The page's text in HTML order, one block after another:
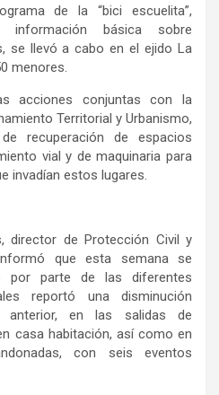
de la “bici escuelita”,
información básica sobre
se llevó a cabo en el ejido La
menores.
acciones conjuntas con la
Territorial y Urbanismo,
recuperación de espacios
vial y de maquinaria para
invadían estos lugares.
director de Protección Civil y
que esta semana se
por parte de las diferentes
reportó una disminución
en las salidas de
casa habitación, así como en
con seis eventos